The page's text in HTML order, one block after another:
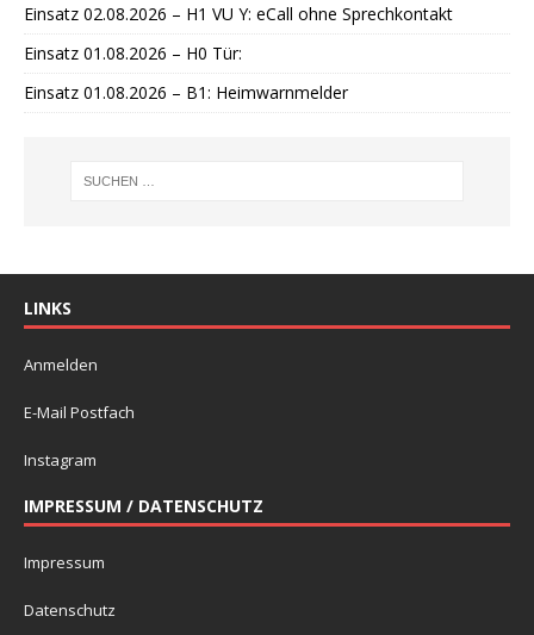
Einsatz 02.08.2026 – H1 VU Y: eCall ohne Sprechkontakt
Einsatz 01.08.2026 – H0 Tür:
Einsatz 01.08.2026 – B1: Heimwarnmelder
LINKS
Anmelden
E-Mail Postfach
Instagram
IMPRESSUM / DATENSCHUTZ
Impressum
Datenschutz